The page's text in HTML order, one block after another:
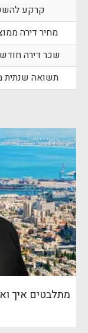
קרקע
מחיר דירה
שכר דירה
תשואה שנתית
מתלבטים איך